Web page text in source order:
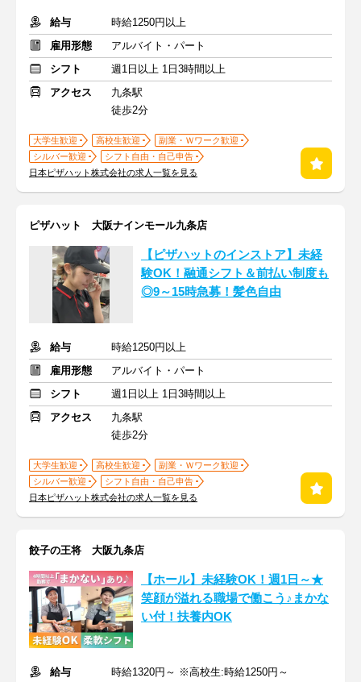
給与
時給1250円以上
雇用形態
アルバイト・パート
シフト
週1日以上 1日3時間以上
アクセス
九条駅
徒歩2分
大学生歓迎 高校生歓迎
副業・Ｗワーク歓迎
シルバー歓迎
シフト自由・自己申告
日本ピザハット株式会社の求人一覧を見る
ピザハット 大阪ナインモール九条店
【ピザハットのインストア】未経
験OK！融通シフト＆前払い制度も
◎9～15時急募！髪色自由
給与
時給1250円以上
雇用形態
アルバイト・パート
シフト
週1日以上 1日3時間以上
アクセス
九条駅
徒歩2分
大学生歓迎 高校生歓迎
副業・Ｗワーク歓迎
シルバー歓迎
シフト自由・自己申告
日本ピザハット株式会社の求人一覧を見る
餃子の王将 大阪九条店
【ホール】未経験OK！週1日～★
笑顔が溢れる職場で働こう♪まかな
い付！扶養内OK
給与 時給1320円～ ※高校生:時給1250円～